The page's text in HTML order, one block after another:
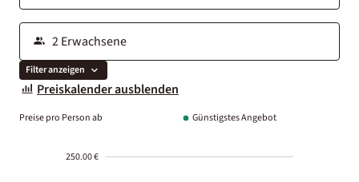
Filter anzeigen
Preiskalender ausblenden
Preise pro Person ab Günstigstes Angebot
250.00 €